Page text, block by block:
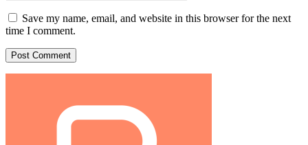
Save my name, email, and website in this browser for the next
time I comment.
Post Comment